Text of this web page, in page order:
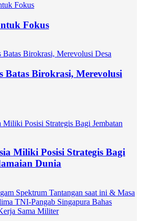
Fokus
Batas Birokrasi, Merevolusi
Miliki Posisi Strategis Bagi
Dunia